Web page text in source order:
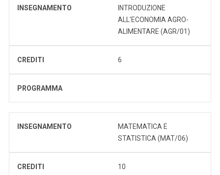
INSEGNAMENTO
INTRODUZIONE
ALL'ECONOMIA AGRO-
ALIMENTARE (AGR/01)
CREDITI 6
PROGRAMMA
INSEGNAMENTO
MATEMATICA E
STATISTICA (MAT/06)
CREDITI 10